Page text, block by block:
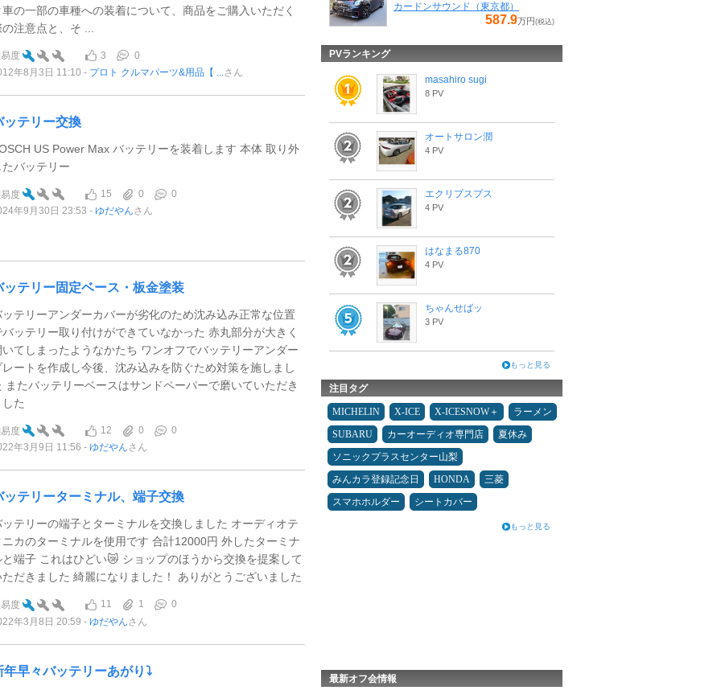
車の一部の車種への装着について、商品をご購入いただく
注意点と、そ ...
度 3
0
年8月3日 11:10
プロト クルマパーツ&用品【 ...さん
ッテリー交換
US Power Max バッテリーを装着します 本体 取り外
たバッテリー
度 15 0
0
年9月30日 23:53
ゆだやんさん
ッテリー固定ベース・板金塗装
ッテリーアンダーカバーが劣化のため沈み込み正常な位置
バッテリー取り付けができていなかった 赤丸部分が大きく
いてしまったようなかたち ワンオフでバッテリーアンダー
レートを作成し今後、沈み込みを防ぐため対策を施しまし
またバッテリーベースはサンドペーパーで磨いていただき
た
度 12 0
0
年3月9日 11:56
ゆだやんさん
ッテリーターミナル、端子交換
ッテリーの端子とターミナルを交換しました オーディオテ
ニカのターミナルを使用です 合計12000円 外したターミナ
と端子 これはひどい😿 ショップのほうから交換を提案して
ただきました 綺麗になりました！ ありがとうございました
度 11 1
0
年3月8日 20:59
ゆだやんさん
年早々バッテリーあがり⤵
カードンサウンド（東京都）
587.9万円 (税込)
PVランキング
masahiro sugi
8 PV
オートサロン潤
4 PV
エクリプスプス
4 PV
はなまる870
4 PV
ちゃんせばッ
3 PV
もっと見る
注目タグ
MICHELIN X-ICE X-ICESNOW＋
ラーメン
SUBARU
カーオーディオ専門店
夏休み
ソニックプラスセンター山梨
みんカラ登録記念日
HONDA
三菱
スマホホルダー
シートカバー
もっと見る
最新オフ会情報